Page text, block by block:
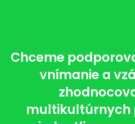
Chceme
vnímanie a
multikultúrnych